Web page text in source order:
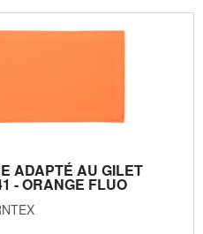
ADAPTÉ AU GILET
- ORANGE FLUO